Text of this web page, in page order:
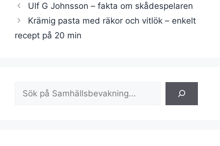
Ulf G Johnsson – fakta om skådespelaren
Krämig pasta med räkor och vitlök – enkelt
recept på 20 min